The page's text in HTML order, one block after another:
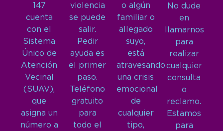
147
cuenta
con el
Sistema
Único de
Atención
Vecinal
(SUAV),
que
asigna un
número a
violencia
se puede
salir.
Pedir
ayuda es
el primer
paso.
Teléfono
gratuito
para
todo el
o algún
familiar o
allegado
suyo,
está
atravesando
una crisis
emocional
de
cualquier
tipo,
No dude
en
llamarnos
para
realizar
cualquier
consulta
o
reclamo.
Estamos
para